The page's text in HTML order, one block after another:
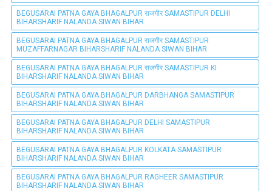
BEGUSARAI PATNA GAYA BHAGALPUR राजगीर SAMASTIPUR DELHI
BIHARSHARIF NALANDA SIWAN BIHAR
BEGUSARAI PATNA GAYA BHAGALPUR राजगीर SAMASTIPUR
MUZAFFARNAGAR BIHARSHARIF NALANDA SIWAN BIHAR
BEGUSARAI PATNA GAYA BHAGALPUR राजगीर SAMASTIPUR KI
BIHARSHARIF NALANDA SIWAN BIHAR
BEGUSARAI PATNA GAYA BHAGALPUR DARBHANGA SAMASTIPUR
BIHARSHARIF NALANDA SIWAN BIHAR
BEGUSARAI PATNA GAYA BHAGALPUR DELHI SAMASTIPUR
BIHARSHARIF NALANDA SIWAN BIHAR
BEGUSARAI PATNA GAYA BHAGALPUR KOLKATA SAMASTIPUR
BIHARSHARIF NALANDA SIWAN BIHAR
BEGUSARAI PATNA GAYA BHAGALPUR RAGHEER SAMASTIPUR
BIHARSHARIF NALANDA SIWAN BIHAR